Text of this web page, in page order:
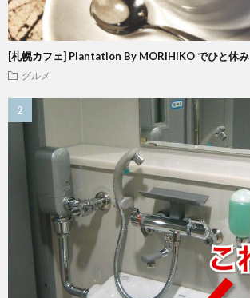
[札幌カフェ] Plantation By MORIHIKO でひと休み
グルメ